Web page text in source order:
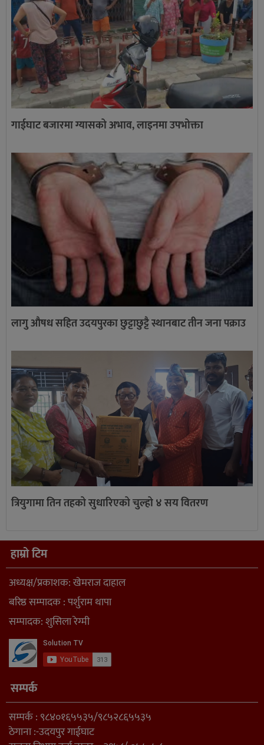
गाईघाट बजारमा ग्यासको अभाव, लाइनमा उपभोक्ता
लागु औषध सहित उदयपुरका छुट्टाछुट्टै स्थानबाट तीन जना पक्राउ
त्रियुगामा तिन तहको सुधारिएको चुल्हो ४ सय वितरण
हाम्रो टिम
अध्यक्ष/प्रकाशक: खेमराज दाहाल
बरिष्ठ सम्पादक : पर्शुराम थापा
सम्पादक: शुसिला रेग्मी
सम्पर्क
सम्पर्क : ९८४०१६५५३५/९८५२८६५५३५
ठेगाना :-उदयपुर गाईघाट